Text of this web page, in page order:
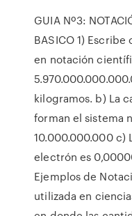
GUIA Nº3:
BASICO 1)
en notación
kilogramos. b) La
forman el sistema
10.000.000.000 c)
electrón es
Ejemplos de
utilizada en